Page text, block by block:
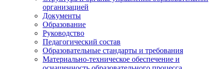
организацией
Документы
Образование
Руководство
Педагогический состав
Образовательные стандарты и требования
Материально-техническое обеспечение и